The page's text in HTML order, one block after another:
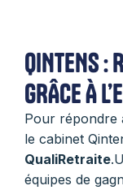
QINTENS :
GRÂCE À
Pour répondre
le cabinet
QualiRetraite
équipes de